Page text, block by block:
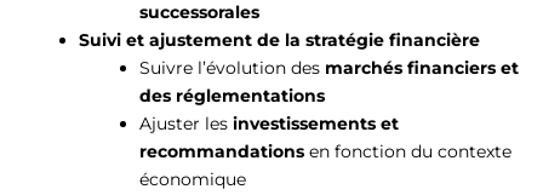
successorales
Suivi et ajustement de la stratégie financière
Suivre l’évolution des marchés financiers et
des réglementations
Ajuster les investissements et
recommandations en fonction du contexte
économique